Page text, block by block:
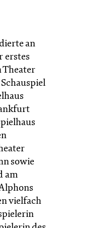
an
erstes
Theater
sowie
am
vielfach